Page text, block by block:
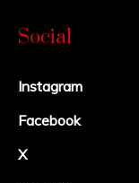
Social
Instagram
Facebook
X